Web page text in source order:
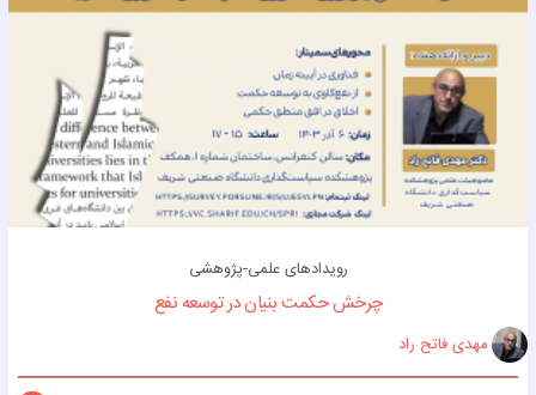
رویدادهای علمی-پژوهشی
چرخش حکمت بنیان در توسعه نفع
مهدی فاتح راد